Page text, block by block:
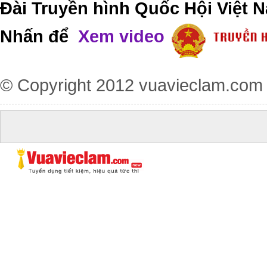
Đài Truyền hình Quốc Hội Việt
Nhấn để Xem video
© Copyright 2012 vuavieclam.com